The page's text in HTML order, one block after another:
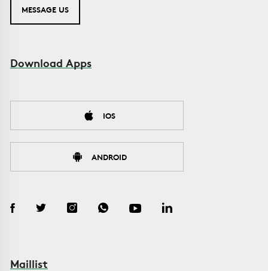
MESSAGE US
Download Apps
IOS
ANDROID
Maillist